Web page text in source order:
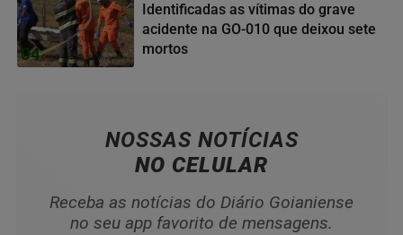
04
Identificadas as vítimas do grave
acidente na GO-010 que deixou sete
mortos
NOSSAS NOTÍCIAS
NO CELULAR
Receba as notícias do Diário Goianiense
no seu app favorito de mensagens.